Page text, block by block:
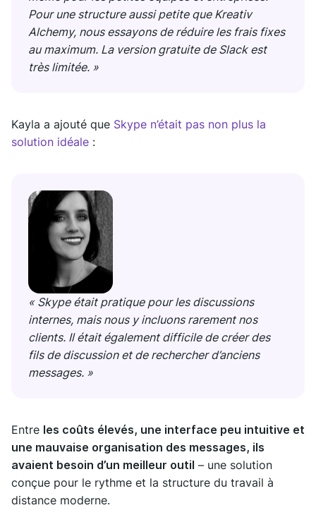
Pour une structure aussi petite que Kreativ
Alchemy, nous essayons de réduire les frais fixes
au maximum. La version gratuite de Slack est
très limitée. »
Kayla a ajouté que Skype n’était pas non plus la
solution idéale :
« Skype était pratique pour les discussions
internes, mais nous y incluons rarement nos
clients. Il était également difficile de créer des
fils de discussion et de rechercher d’anciens
messages. »
Entre les coûts élevés, une interface peu intuitive et
une mauvaise organisation des messages, ils
avaient besoin d’un meilleur outil – une solution
conçue pour le rythme et la structure du travail à
distance moderne.